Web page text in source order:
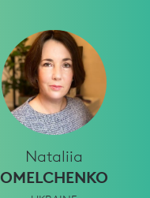
Nataliia
OMELCHENKO